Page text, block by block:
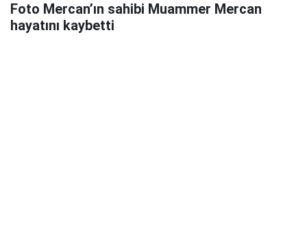
Foto Mercan’ın sahibi Muammer Mercan
hayatını kaybetti